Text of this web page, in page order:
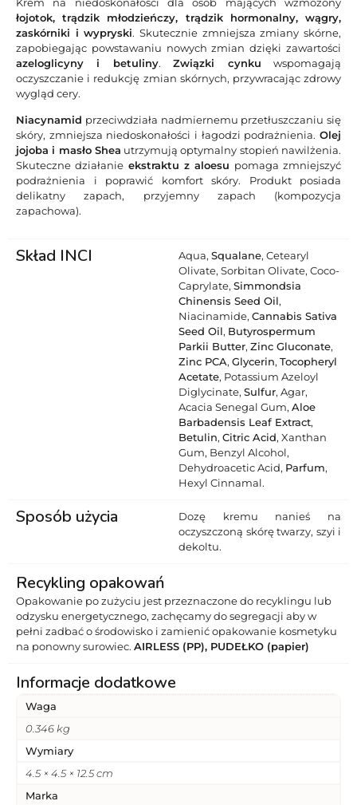
łojotok, trądzik młodzieńczy, trądzik hormonalny, wągry,
zaskórniki i wypryski. Skutecznie zmniejsza zmiany skórne,
zapobiegając powstawaniu nowych zmian dzięki zawartości
azeloglicyny i betuliny.Związki cynku wspomagają
oczyszczanie i redukcję zmian skórnych, przywracając zdrowy
wygląd cery.
Niacynamid przeciwdziała nadmiernemu przetłuszczaniu się
skóry, zmniejsza niedoskonałości i łagodzi podrażnienia. Olej
jojoba i masło Shea utrzymują optymalny stopień nawilżenia.
Skuteczne działanie ekstraktu z aloesu pomaga zmniejszyć
podrażnienia i poprawić komfort skóry. Produkt posiada
delikatny zapach, przyjemny zapach (kompozycja
zapachowa).
Skład INCI Aqua, Squalane, Cetearyl
Olivate, Sorbitan Olivate, Coco-
Caprylate, Simmondsia
Chinensis Seed Oil,
Niacinamide, Cannabis Sativa
Seed Oil, Butyrospermum
Parkii Butter, Zinc Gluconate,
Zinc PCA, Glycerin, Tocopheryl
Acetate, Potassium Azeloyl
Diglycinate, Sulfur, Agar,
Acacia Senegal Gum, Aloe
Barbadensis Leaf Extract,
Betulin, Citric Acid, Xanthan
Gum, Benzyl Alcohol,
Dehydroacetic Acid, Parfum,
Hexyl Cinnamal.
Sposób użycia
Dozę kremu nanieś na
oczyszczoną skórę twarzy, szyi i
dekoltu.
Recykling opakowań
Opakowanie po zużyciu jest przeznaczone do recyklingu lub
odzysku energetycznego, zachęcamy do segregacji aby w
pełni zadbać o środowisko i zamienić opakowanie kosmetyku
na ponowny surowiec. AIRLESS (PP), PUDEŁKO (papier)
Informacje dodatkowe
Waga
0.346 kg
Wymiary
4.5 × 4.5 × 12.5 cm
Marka